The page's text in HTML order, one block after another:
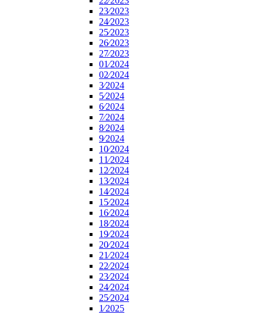
23⁄2023
24⁄2023
25⁄2023
26⁄2023
27⁄2023
01⁄2024
02⁄2024
3⁄2024
5⁄2024
6⁄2024
7⁄2024
8⁄2024
9⁄2024
10⁄2024
11⁄2024
12⁄2024
13⁄2024
14⁄2024
15⁄2024
16⁄2024
18⁄2024
19⁄2024
20⁄2024
21⁄2024
22⁄2024
23⁄2024
24⁄2024
25⁄2024
1⁄2025